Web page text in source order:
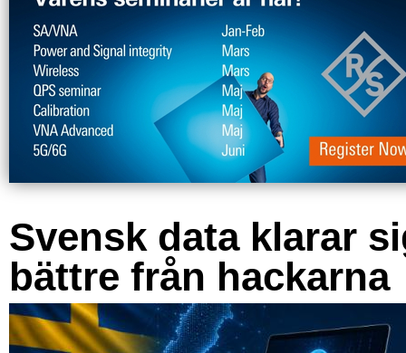
Svensk data klarar
bättre från hackarna